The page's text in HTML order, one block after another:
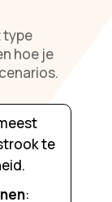
type
hoe je
te
: